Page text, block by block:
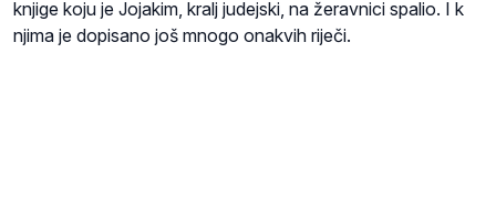
knjige koju je Jojakim, kralj judejski, na žeravnici spalio. I k
njima je dopisano još mnogo onakvih riječi.